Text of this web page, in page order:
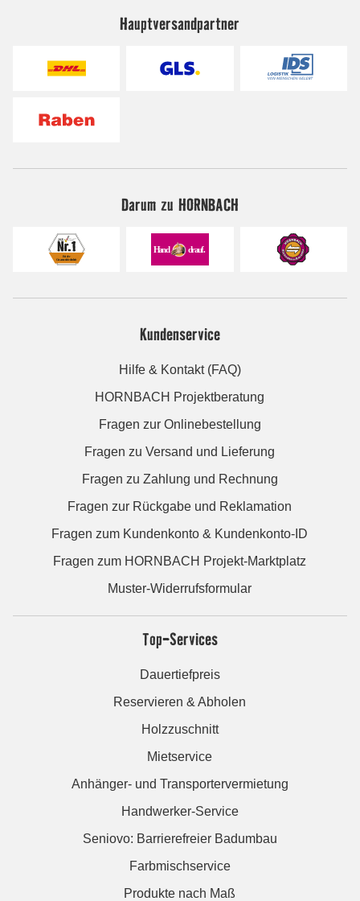
Hauptversandpartner
Darum zu HORNBACH
Kundenservice
Hilfe & Kontakt (FAQ)
HORNBACH Projektberatung
Fragen zur Onlinebestellung
Fragen zu Versand und Lieferung
Fragen zu Zahlung und Rechnung
Fragen zur Rückgabe und Reklamation
Fragen zum Kundenkonto & Kundenkonto-ID
Fragen zum HORNBACH Projekt-Marktplatz
Muster-Widerrufsformular
Top-Services
Dauertiefpreis
Reservieren & Abholen
Holzzuschnitt
Mietservice
Anhänger- und Transportervermietung
Handwerker-Service
Seniovo: Barrierefreier Badumbau
Farbmischservice
Produkte nach Maß